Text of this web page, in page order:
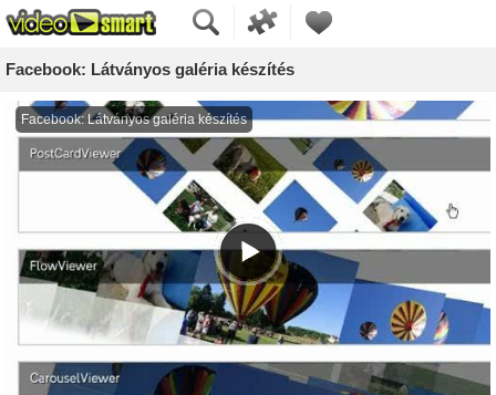
Facebook: Látványos galéria készítés